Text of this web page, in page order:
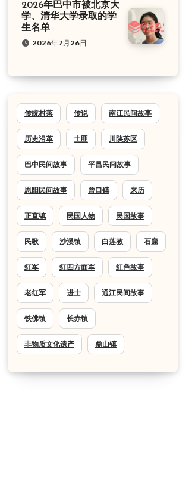
2026年巴中市被北京大
学、清华大学录取的学
生名单
2026年7月26日
传统村落 传说 南江民间故事
历史沿革 土匪 川陕苏区
巴中民间故事 平昌民间故事
恩阳民间故事 曾口镇 来历
正直镇 民国人物 民国故事
民歌 沙溪镇 白莲教 石窟
红军 红四方面军 红色故事
老红军 进士 通江民间故事
铁佛镇 长赤镇
非物质文化遗产 鼎山镇